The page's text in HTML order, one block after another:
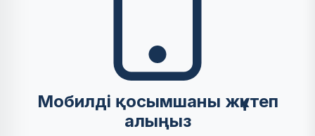
Мобилді қосымшаны жүктеп
алыңыз